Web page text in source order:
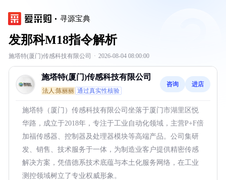
寻源宝典
发那科M18指令解析
施塔特(厦门)传感科技有限公司 · 2026-08-04 08:00:00
施塔特(厦门)传感科技有限公司
法人:陈丽丽 通过真实性核验
咨询 进店
施塔特（厦门）传感科技有限公司坐落于厦门市湖里区悦
华路，成立于2018年，专注于工业自动化领域，主营P+F倍
加福传感器、控制器及处理器模块等高端产品。公司集研
发、销售、技术服务于一体，为制造业客户提供精密传感
解决方案，凭借德系技术底蕴与本土化服务网络，在工业
测控领域树立了专业权威形象。